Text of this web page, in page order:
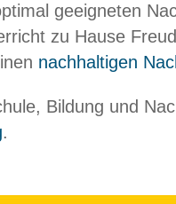
geeigneten
zu Hause
nachhaltigen
Bildung und
.